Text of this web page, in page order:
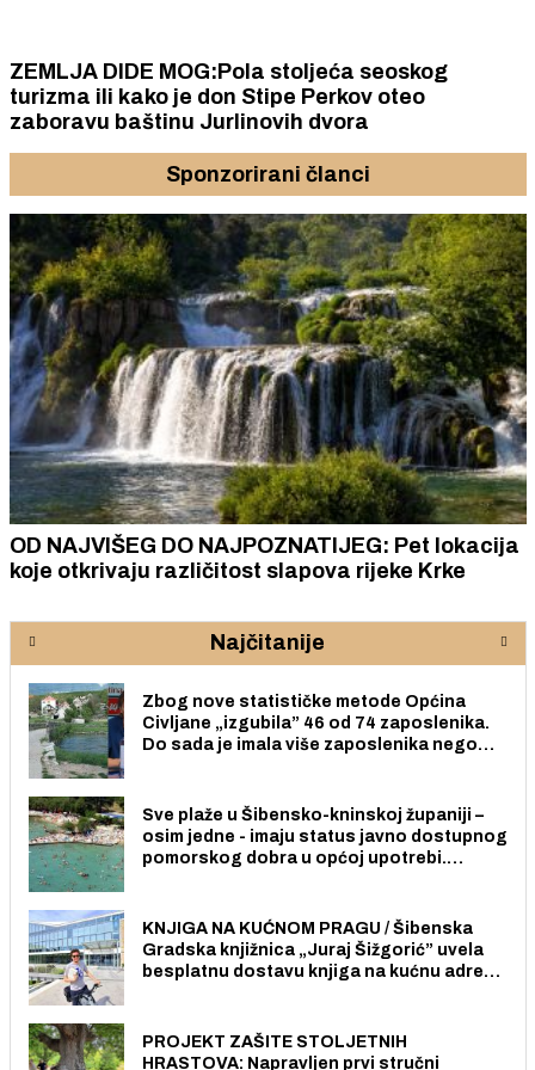
ZEMLJA DIDE MOG:Pola stoljeća seoskog
turizma ili kako je don Stipe Perkov oteo
zaboravu baštinu Jurlinovih dvora
Sponzorirani članci
OD NAJVIŠEG DO NAJPOZNATIJEG: Pet lokacija
koje otkrivaju različitost slapova rijeke Krke
Najčitanije
Zbog nove statističke metode Općina
Civljane „izgubila” 46 od 74 zaposlenika.
Do sada je imala više zaposlenika nego
Sve plaže u Šibensko-kninskoj županiji –
osim jedne - imaju status javno dostupnog
pomorskog dobra u općoj upotrebi.
KNJIGA NA KUĆNOM PRAGU / Šibenska
Gradska knjižnica „Juraj Šižgorić” uvela
besplatnu dostavu knjiga na kućnu adresu
PROJEKT ZAŠITE STOLJETNIH
HRASTOVA: Napravljen prvi stručni